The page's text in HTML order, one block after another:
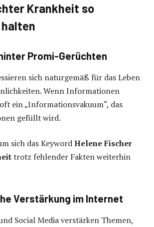
Krankheit so
Promi-Gerüchten
sich naturgemäß für das Leben
Wenn Informationen
ein „Informationsvakuum“, das
gefüllt wird.
sich das KeywordHelene Fischer
trotz fehlender Fakten weiterhin
Verstärkung im Internet
Social Media verstärken Themen,